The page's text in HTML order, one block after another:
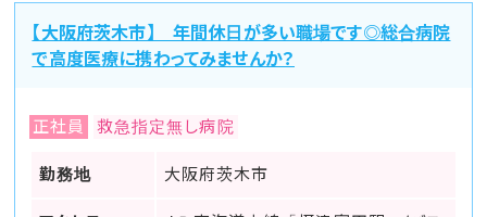
【大阪府茨木市】 年間休日が多い職場です◎総合病院
で高度医療に携わってみませんか？
正社員 救急指定無し病院
勤務地 大阪府茨木市